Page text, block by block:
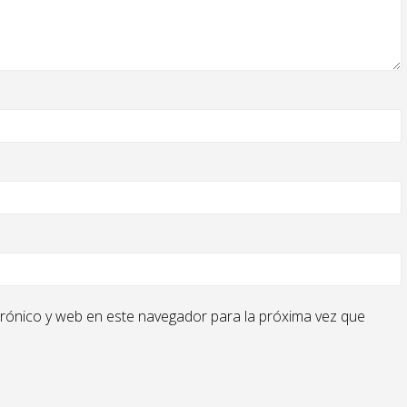
y web en este navegador para la próxima vez que